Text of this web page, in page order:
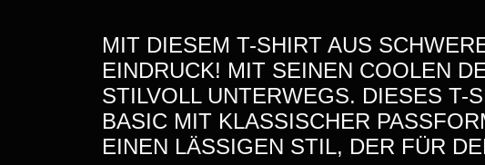
MIT DIESEM T-SHIRT AUS
EINDRUCK! MIT SEINEN COOLEN
STILVOLL UNTERWEGS. DIESES T-
BASIC MIT KLASSISCHER
EINEN LÄSSIGEN STIL, DER FÜR